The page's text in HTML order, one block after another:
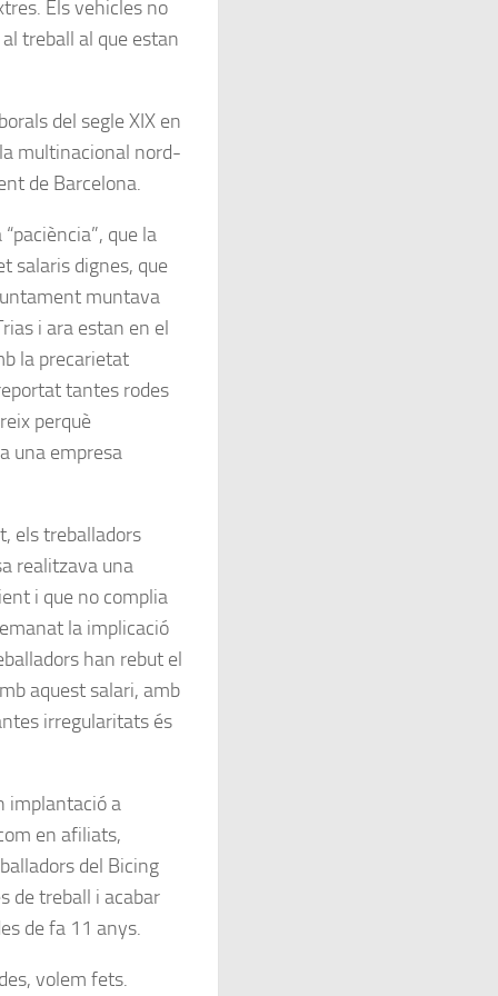
Els vehicles no
treball al que estan
del segle XIX en
multinacional nord-
de Barcelona.
que la
salaris dignes, que
muntava
i ara estan en el
la precarietat
tantes rodes
perquè
una empresa
els treballadors
realitzava una
i que no complia
la implicació
han rebut el
aquest salari, amb
irregularitats és
implantació a
en afiliats,
del Bicing
de treball i acabar
de fa 11 anys.
volem fets.